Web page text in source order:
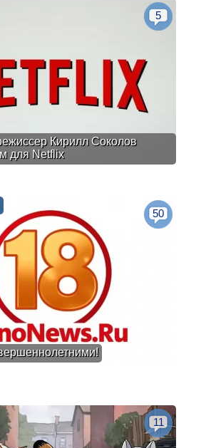
Кирилл Соколов
для Netflix
5
50
11